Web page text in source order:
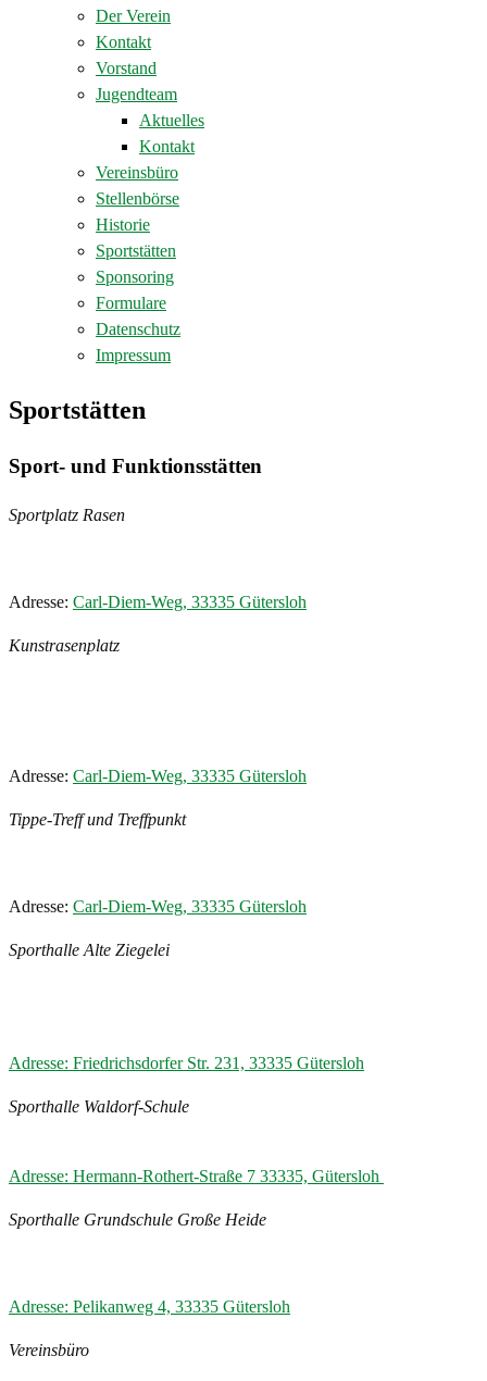
Der Verein
Kontakt
Vorstand
Jugendteam
Aktuelles
Kontakt
Vereinsbüro
Stellenbörse
Historie
Sportstätten
Sponsoring
Formulare
Datenschutz
Impressum
Sportstätten
Sport- und Funktionsstätten
Sportplatz Rasen
Adresse: Carl-Diem-Weg, 33335 Gütersloh
Kunstrasenplatz
Adresse: Carl-Diem-Weg, 33335 Gütersloh
Tippe-Treff und Treffpunkt
Adresse: Carl-Diem-Weg, 33335 Gütersloh
Sporthalle Alte Ziegelei
Adresse: Friedrichsdorfer Str. 231, 33335 Gütersloh
Sporthalle Waldorf-Schule
Adresse: Hermann-Rothert-Straße 7 33335, Gütersloh
Sporthalle Grundschule Große Heide
Adresse: Pelikanweg 4, 33335 Gütersloh
Vereinsbüro